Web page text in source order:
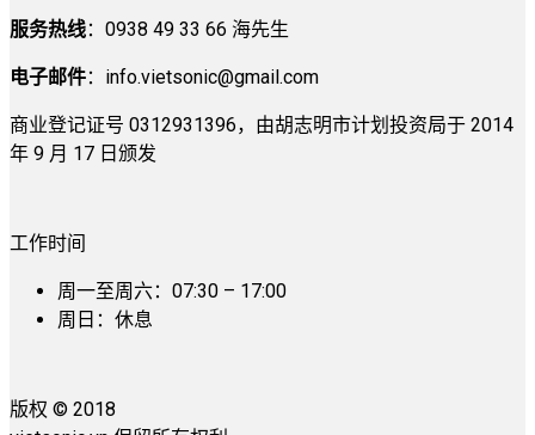
服务热线：0938 49 33 66 海先生
电子邮件： info.vietsonic@gmail.com
商业登记证号 0312931396，由胡志明市计划投资局于 2014
年 9 月 17 日颁发
工作时间
周一至周六：07:30 – 17:00
周日：休息
版权 © 2018